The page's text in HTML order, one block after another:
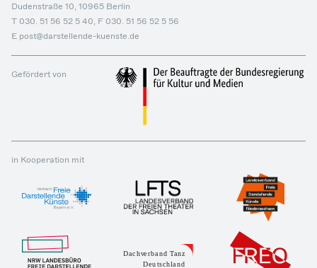
Dudenstraße 10, 10965 Berlin
T 030. 51 56 52 5 40, F 030. 51 56 52 5 56
E post@darstellende-kuenste.de
Gefördert von
in Kooperation mit